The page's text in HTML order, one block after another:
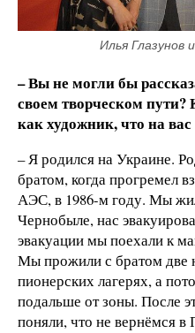
Илья Глазунов
– Вы не могли бы
своем творческом
как художник, что на
– Я родился на Украине.
братом, когда прогремел
АЭС, в 1986-м году. Мы
Чернобыле, нас
эвакуации мы поехали к
Мы прожили с братом две
пионерских лагерях, а
подальше от зоны. После
поняли, что не вернёмся в